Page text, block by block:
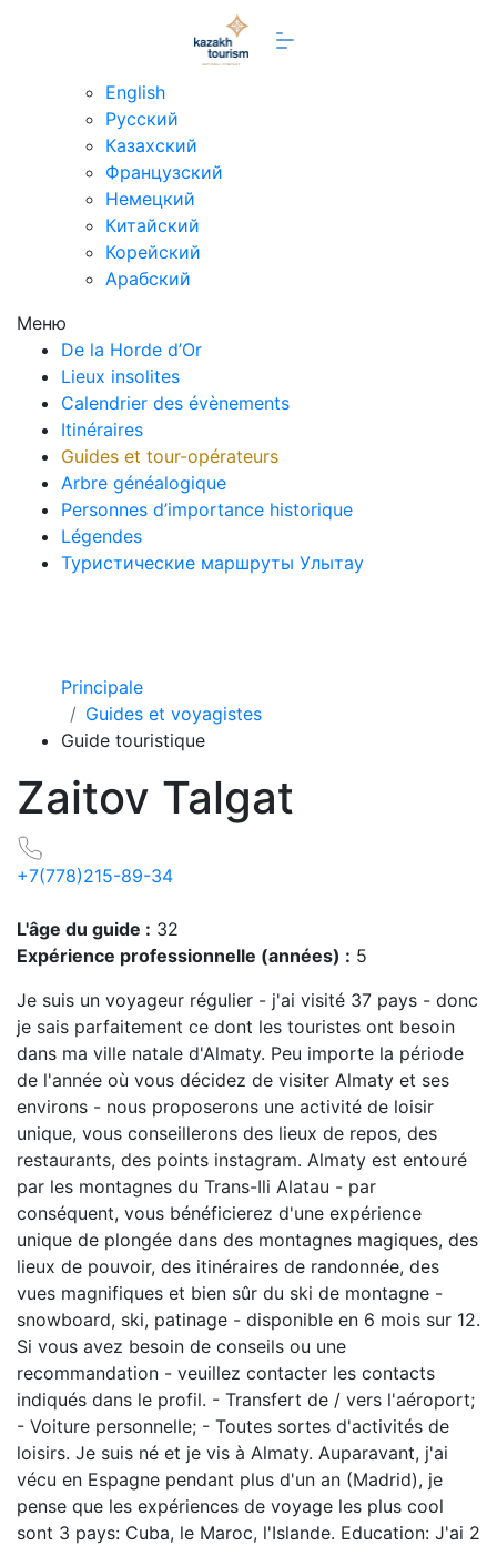
English
Русский
Казахский
Французский
Немецкий
Китайский
Корейский
Арабский
Меню
De la Horde d’Or
Lieux insolites
Calendrier des évènements
Itinéraires
Guides et tour-opérateurs
Arbre généalogique
Personnes d’importance historique
Légendes
Туристические маршруты Улытау
Principale
Guides et voyagistes
Guide touristique
Zaitov Talgat
+7(778)215-89-34
L'âge du guide : 32
Expérience professionnelle (années) : 5
Je suis un voyageur régulier - j'ai visité 37 pays - donc
je sais parfaitement ce dont les touristes ont besoin
dans ma ville natale d'Almaty. Peu importe la période
de l'année où vous décidez de visiter Almaty et ses
environs - nous proposerons une activité de loisir
unique, vous conseillerons des lieux de repos, des
restaurants, des points instagram. Almaty est entouré
par les montagnes du Trans-Ili Alatau - par
conséquent, vous bénéficierez d'une expérience
unique de plongée dans des montagnes magiques, des
lieux de pouvoir, des itinéraires de randonnée, des
vues magnifiques et bien sûr du ski de montagne -
snowboard, ski, patinage - disponible en 6 mois sur 12.
Si vous avez besoin de conseils ou une
recommandation - veuillez contacter les contacts
indiqués dans le profil. - Transfert de / vers l'aéroport;
- Voiture personnelle; - Toutes sortes d'activités de
loisirs. Je suis né et je vis à Almaty. Auparavant, j'ai
vécu en Espagne pendant plus d'un an (Madrid), je
pense que les expériences de voyage les plus cool
sont 3 pays: Cuba, le Maroc, l'Islande. Education: J'ai 2